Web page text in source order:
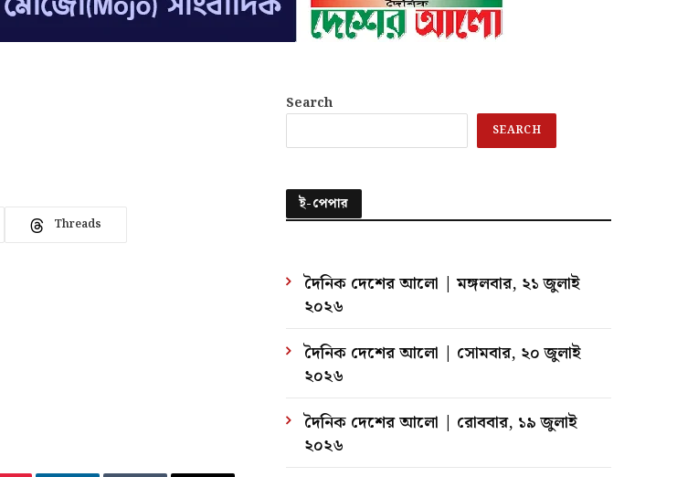
Threads
Search
SEARCH
ই-পেপার
দৈনিক দেশের আলো | মঙ্গলবার, ২১ জুলাই
২০২৬
দৈনিক দেশের আলো | সোমবার, ২০ জুলাই
২০২৬
দৈনিক দেশের আলো | রোববার, ১৯ জুলাই
২০২৬